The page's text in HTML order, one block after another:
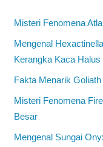
Misteri Fenomena
Mengenal
Kerangka Kaca Halus
Fakta Menarik
Misteri Fenomena
Besar
Mengenal Sungai